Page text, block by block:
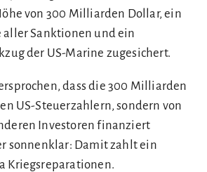
von 300 Milliarden Dollar, ein
aller Sanktionen und ein
der US-Marine zugesichert.
dass die 300 Milliarden
US-Steuerzahlern, sondern von
Investoren finanziert
sonnenklar: Damit zahlt ein
Kriegsreparationen.